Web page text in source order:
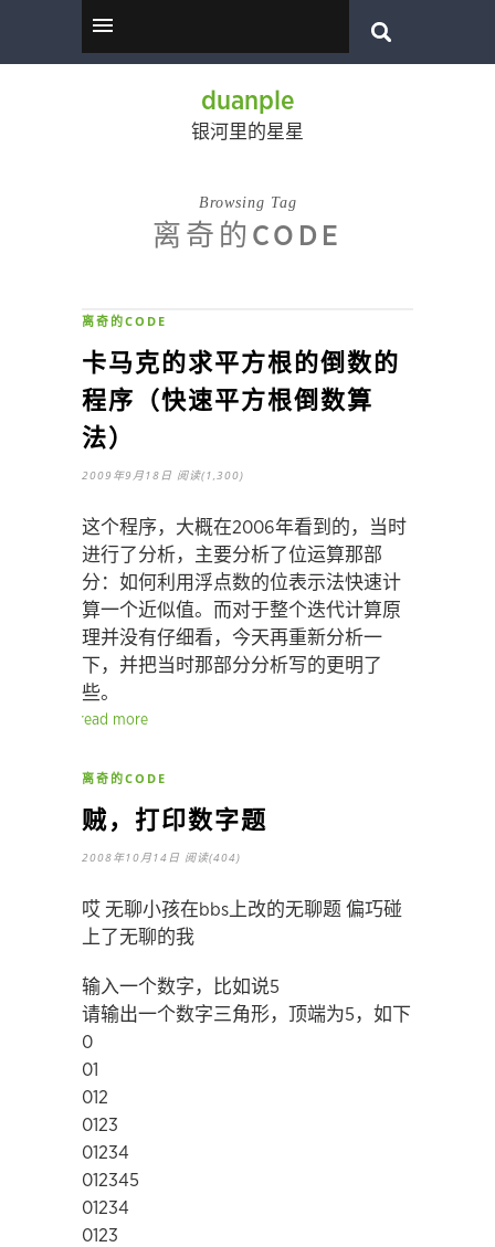
duanple
银河里的星星
Browsing Tag
离奇的CODE
离奇的CODE
卡马克的求平方根的倒数的
程序（快速平方根倒数算
法）
2009年9月18日 阅读(1,300)
这个程序，大概在2006年看到的，当时
进行了分析，主要分析了位运算那部
分：如何利用浮点数的位表示法快速计
算一个近似值。而对于整个迭代计算原
理并没有仔细看，今天再重新分析一
下，并把当时那部分分析写的更明了
些。
read more
离奇的CODE
贼，打印数字题
2008年10月14日 阅读(404)
哎 无聊小孩在bbs上改的无聊题 偏巧碰
上了无聊的我
输入一个数字，比如说5
请输出一个数字三角形，顶端为5，如下
0
01
012
0123
01234
012345
01234
0123